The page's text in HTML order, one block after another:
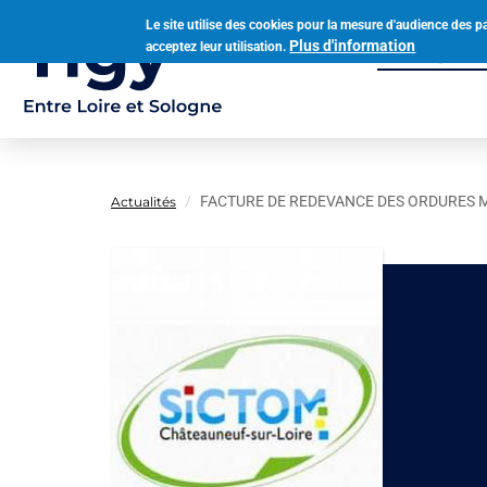
Le site utilise des cookies pour la mesure d'audience des
acceptez leur utilisation. Plus d'information
principal
principale
Municipalité
Actualités FACTURE DE REDEVANCE DES ORDURES